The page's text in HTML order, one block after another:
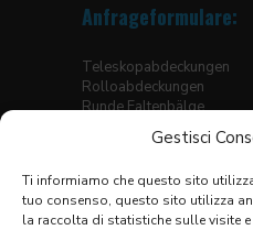
Gestisci
Ti informiamo che questo sito
tuo consenso, questo sito utilizza
la raccolta di statistiche sulle visite
Anfrageformulare:
Teleskopabdeckungen
Rolloabdeckungen
Runde Faltenbälge
Eckige Faltenbälge, genäht
Faltenbälge für Hubtische
Faltenbälge
X-Y Abdeckungssysteme